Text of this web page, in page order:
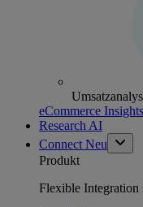
eCommerce
Research AI
Connect Neu
Produkt
Flexible Integration